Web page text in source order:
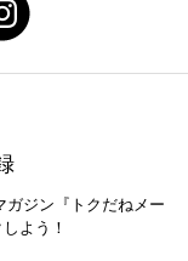
ガジン『トクだねメー
よう！